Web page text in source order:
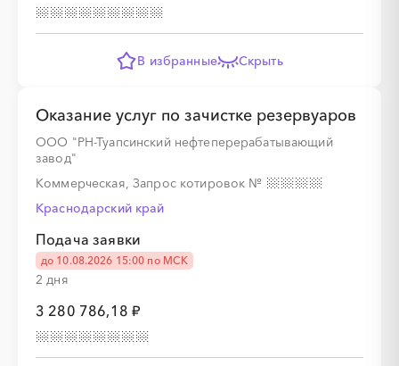
В избранные Скрыть
Оказание услуг по зачистке резервуаров
ООО "РН-Туапсинский нефтеперерабатывающий
завод"
Коммерческая, Запрос котировок №
Краснодарский край
Подача заявки
до 10.08.2026 15:00 по МСК
2 дня
3 280 786,18 ₽